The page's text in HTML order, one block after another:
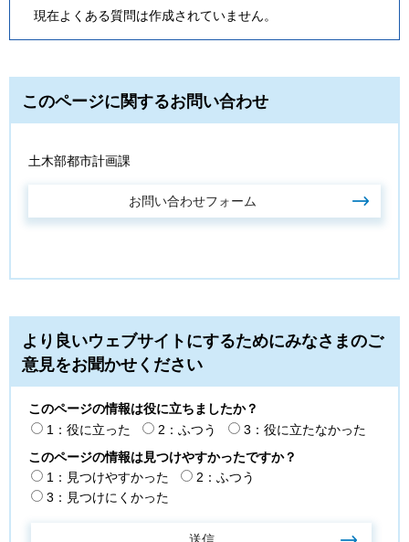
現在よくある質問は作成されていません。
このページに関するお問い合わせ
土木部都市計画課
より良いウェブサイトにするためにみなさまのご
意見をお聞かせください
このページの情報は役に立ちましたか？
1：役に立った
2：ふつう
3：役に立たなかった
このページの情報は見つけやすかったですか？
1：見つけやすかった
2：ふつう
3：見つけにくかった